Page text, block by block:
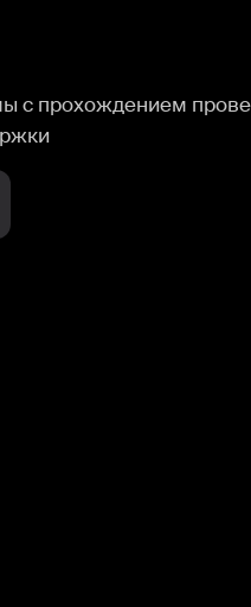
с прохождением